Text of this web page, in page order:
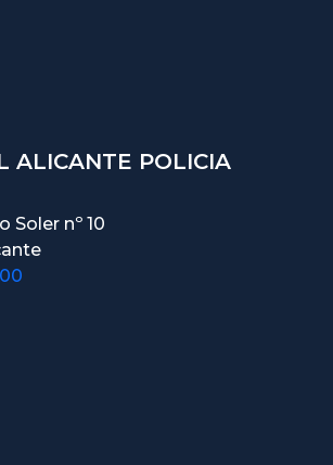
ALICANTE POLICIA
Soler nº 10